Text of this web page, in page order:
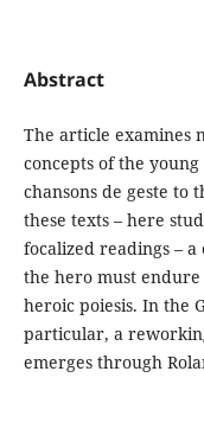
Abstract
The article examines
concepts of the
chansons de geste to
these texts – here
focalized readings –
the hero must
heroic poiesis. In the
particular, a
emerges through